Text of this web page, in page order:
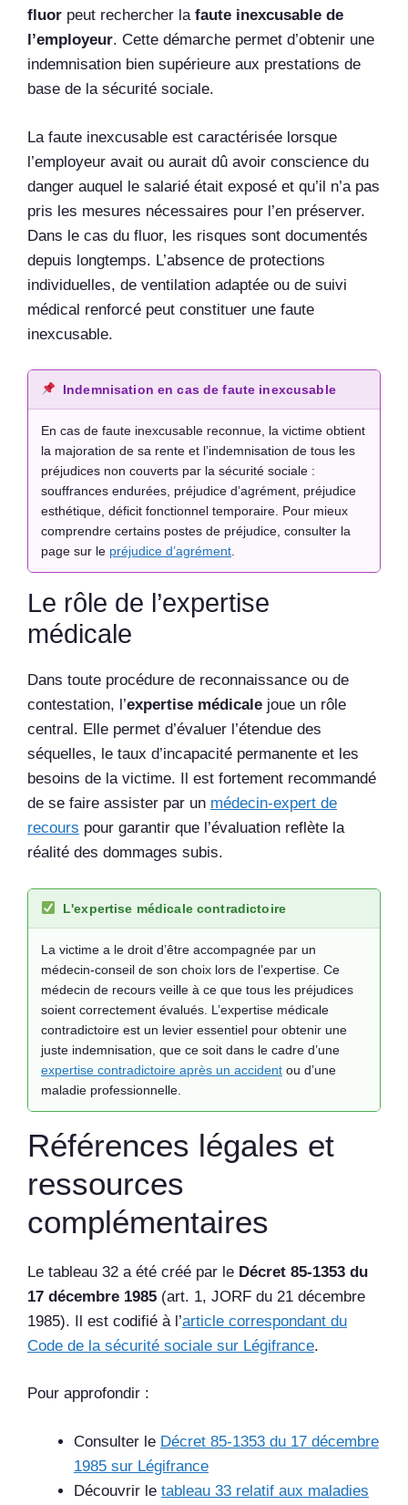
fluor peut rechercher la faute inexcusable de
l’employeur. Cette démarche permet d’obtenir une
indemnisation bien supérieure aux prestations de
base de la sécurité sociale.
La faute inexcusable est caractérisée lorsque
l’employeur avait ou aurait dû avoir conscience du
danger auquel le salarié était exposé et qu’il n’a pas
pris les mesures nécessaires pour l’en préserver.
Dans le cas du fluor, les risques sont documentés
depuis longtemps. L’absence de protections
individuelles, de ventilation adaptée ou de suivi
médical renforcé peut constituer une faute
inexcusable.
Indemnisation en cas de faute inexcusable
En cas de faute inexcusable reconnue, la victime obtient
la majoration de sa rente et l’indemnisation de tous les
préjudices non couverts par la sécurité sociale :
souffrances endurées, préjudice d’agrément, préjudice
esthétique, déficit fonctionnel temporaire. Pour mieux
comprendre certains postes de préjudice, consulter la
page sur le préjudice d’agrément
Le rôle de l’expertise
médicale
Dans toute procédure de reconnaissance ou de
contestation, l’expertise médicale joue un rôle
central. Elle permet d’évaluer l’étendue des
séquelles, le taux d’incapacité permanente et les
besoins de la victime. Il est fortement recommandé
de se faire assister par un médecin-expert de
recours pour garantir que l’évaluation reflète la
réalité des dommages subis.
L'expertise médicale contradictoire
La victime a le droit d’être accompagnée par un
médecin-conseil de son choix lors de l’expertise. Ce
médecin de recours veille à ce que tous les préjudices
soient correctement évalués. L’expertise médicale
contradictoire est un levier essentiel pour obtenir une
juste indemnisation, que ce soit dans le cadre d’une
expertise contradictoire après un accident ou d’une
maladie professionnelle.
Références légales et
ressources
complémentaires
Le tableau 32 a été créé par le Décret 85-1353 du
17 décembre 1985 (art. 1, JORF du 21 décembre
1985). Il est codifié à l’article correspondant du
Code de la sécurité sociale sur Légifrance.
Pour approfondir :
Consulter le Décret 85-1353 du 17 décembre
1985 sur Légifrance
Découvrir le tableau 33 relatif aux maladies